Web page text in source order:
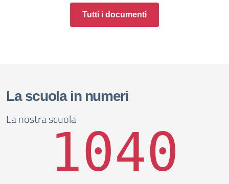
Tutti i documenti
La scuola in numeri
La nostra scuola
1040